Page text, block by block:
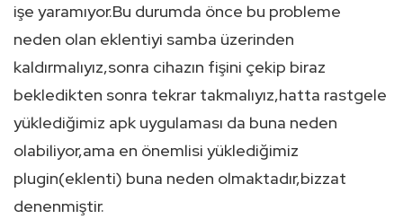
işe yaramıyor.Bu durumda önce bu probleme
neden olan eklentiyi samba üzerinden
kaldırmalıyız,sonra cihazın fişini çekip biraz
bekledikten sonra tekrar takmalıyız,hatta rastgele
yüklediğimiz apk uygulaması da buna neden
olabiliyor,ama en önemlisi yüklediğimiz
plugin(eklenti) buna neden olmaktadır,bizzat
denenmiştir.